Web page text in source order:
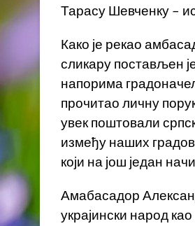
Тарасу Шевченку –
Како је рекао
сликару постављен
напорима
прочитао личну
увек поштовали
између наших
који на још један
Амабасадор
украјински народ